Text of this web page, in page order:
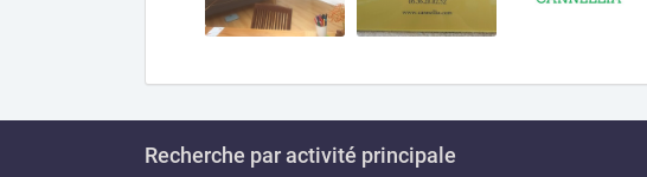
Recherche par activité principale